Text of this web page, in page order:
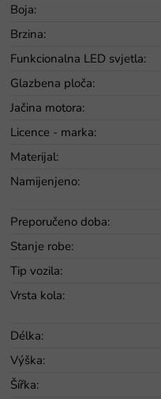
Boja:
Brzina:
Funkcionalna LED svjetla:
Glazbena ploča:
Jačina motora:
Licence - marka:
Materijal:
Namijenjeno:
Preporučeno doba:
Stanje robe:
Tip vozila:
Vrsta kola:
Délka:
Výška:
Šířka: